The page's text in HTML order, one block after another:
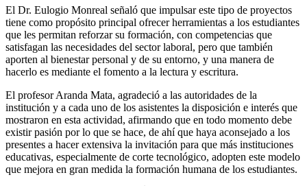
El Dr. Eulogio Monreal señaló que impulsar este tipo de proyectos
tiene como propósito principal ofrecer herramientas a los estudiantes
que les permitan reforzar su formación, con competencias que
satisfagan las necesidades del sector laboral, pero que también
aporten al bienestar personal y de su entorno, y una manera de
hacerlo es mediante el fomento a la lectura y escritura.
El profesor Aranda Mata, agradeció a las autoridades de la
institución y a cada uno de los asistentes la disposición e interés que
mostraron en esta actividad, afirmando que en todo momento debe
existir pasión por lo que se hace, de ahí que haya aconsejado a los
presentes a hacer extensiva la invitación para que más instituciones
educativas, especialmente de corte tecnológico, adopten este modelo
que mejora en gran medida la formación humana de los estudiantes.